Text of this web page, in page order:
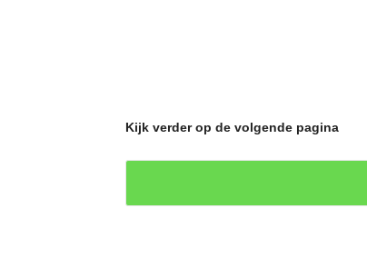
Kijk verder op de volgende pagina